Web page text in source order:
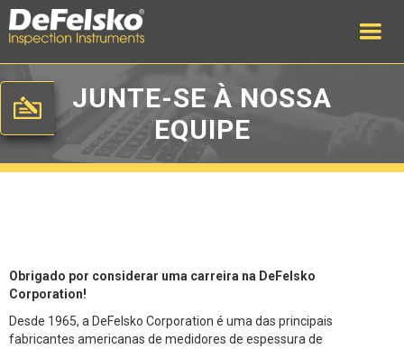
JUNTE-SE À NOSSA
EQUIPE
Obrigado por considerar uma carreira na DeFelsko
Corporation!
Desde 1965, a DeFelsko Corporation é uma das principais
fabricantes americanas de medidores de espessura de